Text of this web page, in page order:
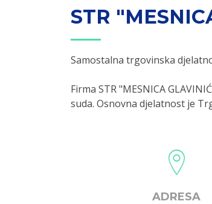
STR
Samostalna trgovinska
Firma STR "MESNICA
suda. Osnovna djelatnost je
ADRESA